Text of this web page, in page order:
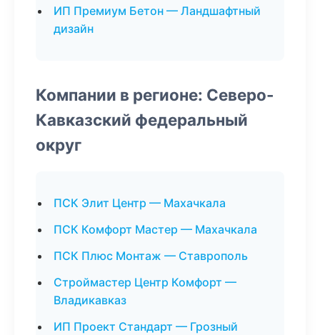
ИП Премиум Бетон — Ландшафтный
дизайн
Компании в регионе: Северо-
Кавказский федеральный
округ
ПСК Элит Центр — Махачкала
ПСК Комфорт Мастер — Махачкала
ПСК Плюс Монтаж — Ставрополь
Строймастер Центр Комфорт —
Владикавказ
ИП Проект Стандарт — Грозный